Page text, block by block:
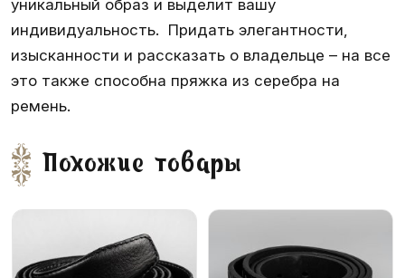
уникальный образ и выделит вашу
индивидуальность. Придать элегантности,
изысканности и рассказать о владельце – на все
это также способна пряжка из серебра на
ремень.
Похожие товары